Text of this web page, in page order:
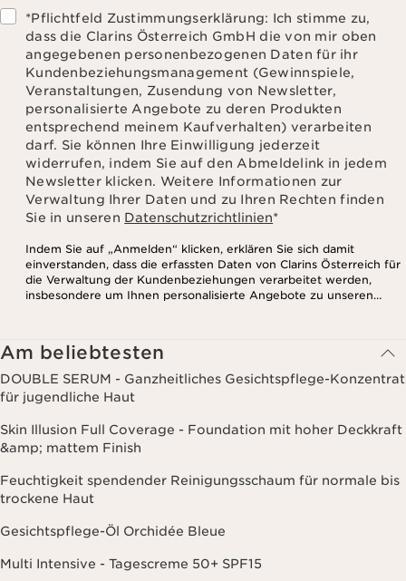
*Pflichtfeld Zustimmungserklärung: Ich stimme zu,
dass die Clarins Österreich GmbH die von mir oben
angegebenen personenbezogenen Daten für ihr
Kundenbeziehungsmanagement (Gewinnspiele,
Veranstaltungen, Zusendung von Newsletter,
personalisierte Angebote zu deren Produkten
entsprechend meinem Kaufverhalten) verarbeiten
darf. Sie können Ihre Einwilligung jederzeit
widerrufen, indem Sie auf den Abmeldelink in jedem
Newsletter klicken. Weitere Informationen zur
Verwaltung Ihrer Daten und zu Ihren Rechten finden
Sie in unseren Datenschutzrichtlinien*
Indem Sie auf „Anmelden“ klicken, erklären Sie sich damit
einverstanden, dass die erfassten Daten von Clarins Österreich für
die Verwaltung der Kundenbeziehungen verarbeitet werden,
insbesondere um Ihnen personalisierte Angebote zu unseren
zuzusenden, auch durch Anzeige in sozialen Netzwerken und auf
Websites Dritter, sowie für analytische Zwecke.
Am beliebtesten
DOUBLE SERUM - Ganzheitliches Gesichtspflege-Konzentrat
für jugendliche Haut
Skin Illusion Full Coverage - Foundation mit hoher Deckkraft
&amp; mattem Finish
Feuchtigkeit spendender Reinigungsschaum für normale bis
trockene Haut
Gesichtspflege-Öl Orchidée Bleue
Multi Intensive - Tagescreme 50+ SPF15